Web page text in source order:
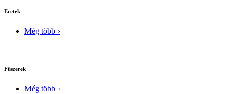
Ecetek
Még több ›
Fûszerek
Még több ›